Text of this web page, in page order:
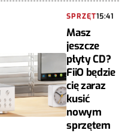
SPRZĘT15:41
Masz
jeszcze
płyty CD?
FiiO będzie
cię zaraz
kusić
nowym
sprzętem